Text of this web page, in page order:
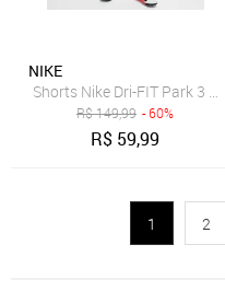
NIKE
Shorts Nike Dri-FIT Park 3
R$149,99 - 60%
R$ 59,99
1 2